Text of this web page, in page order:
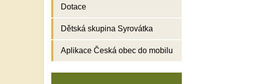
Dotace
Dětská skupina Syrovátka
Aplikace Česká obec do mobilu